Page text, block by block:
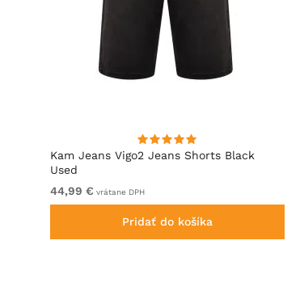
Kam Jeans Vigo2 Jeans Shorts Black
Used
44,99 € vrátane DPH
Pridať do košíka